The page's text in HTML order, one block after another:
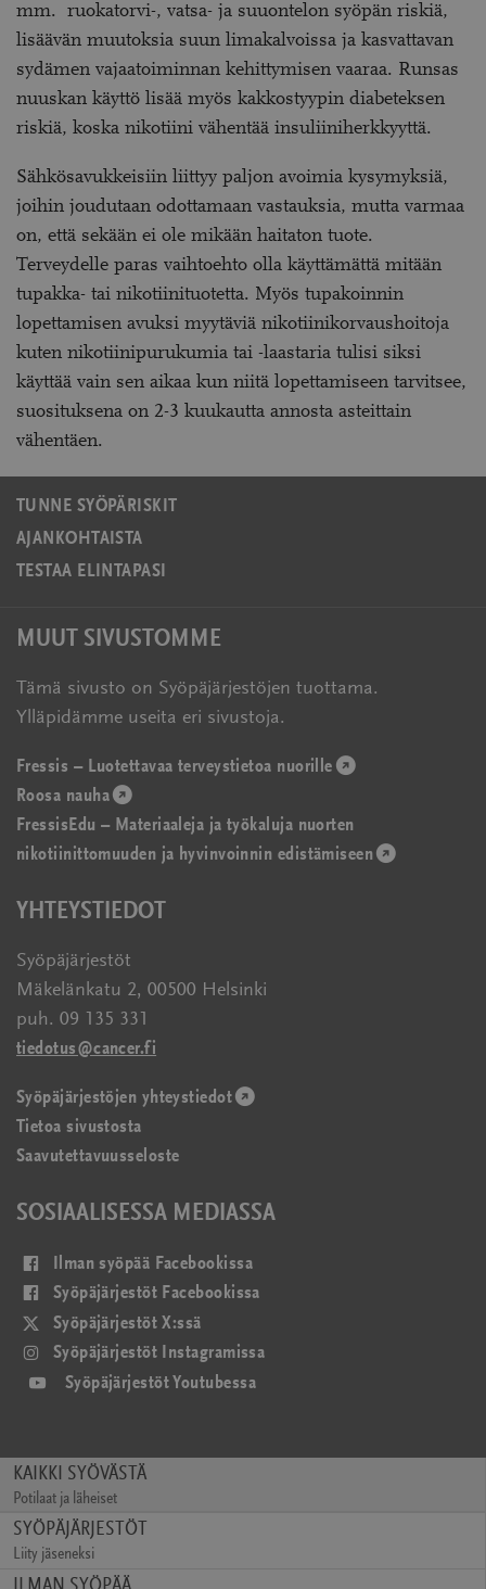
mm. ruokatorvi-, vatsa- ja suuontelon syöpän riskiä,
lisäävän muutoksia suun limakalvoissa ja kasvattavan
sydämen vajaatoiminnan kehittymisen vaaraa. Runsas
nuuskan käyttö lisää myös kakkostyypin diabeteksen
riskiä, koska nikotiini vähentää insuliiniherkkyyttä.
Sähkösavukkeisiin liittyy paljon avoimia kysymyksiä,
joihin joudutaan odottamaan vastauksia, mutta varmaa
on, että sekään ei ole mikään haitaton tuote.
Terveydelle paras vaihtoehto olla käyttämättä mitään
tupakka- tai nikotiinituotetta. Myös tupakoinnin
lopettamisen avuksi myytäviä nikotiinikorvaushoitoja
kuten nikotiinipurukumia tai -laastaria tulisi siksi
käyttää vain sen aikaa kun niitä lopettamiseen tarvitsee,
suosituksena on 2-3 kuukautta annosta asteittain
vähentäen.
TUNNE SYÖPÄRISKIT
AJANKOHTAISTA
TESTAA ELINTAPASI
MUUT SIVUSTOMME
Tämä sivusto on Syöpäjärjestöjen tuottama.
Ylläpidämme useita eri sivustoja.
Fressis – Luotettavaa terveystietoa nuorille (avautuu
ikkunassa)
Roosa nauha(avautuu
uudessa
ikkunassa)
FressisEdu – Materiaaleja ja työkaluja nuorten
nikotiinittomuuden ja hyvinvoinnin edistämiseen (avautuu
YHTEYSTIEDOT
Syöpäjärjestöt
Mäkelänkatu 2, 00500 Helsinki
puh. 09 135 331
tiedotus@cancer.fi
Syöpäjärjestöjen yhteystiedot(avautuu
Tietoa sivustosta
Saavutettavuusseloste
SOSIAALISESSA MEDIASSA
Ilman syöpää Facebookissa(avautuu
uudessa
Syöpäjärjestöt Facebookissa
ikkunassa)
Syöpäjärjestöt X:ssä
uudessa
ikkunassa)
Syöpäjärjestöt Instagramissa
Syöpäjärjestöt Youtubessa(avautuu
KAIKKI SYÖVÄSTÄ
Potilaat ja läheiset
(avautuu
ikkunassa)
SYÖPÄJÄRJESTÖT
Liity jäseneksi
(avautuu